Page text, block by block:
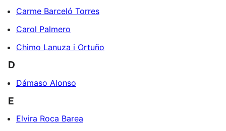
Carme Barceló Torres
Carol Palmero
Chimo Lanuza i Ortuño
D
Dámaso Alonso
E
Elvira Roca Barea